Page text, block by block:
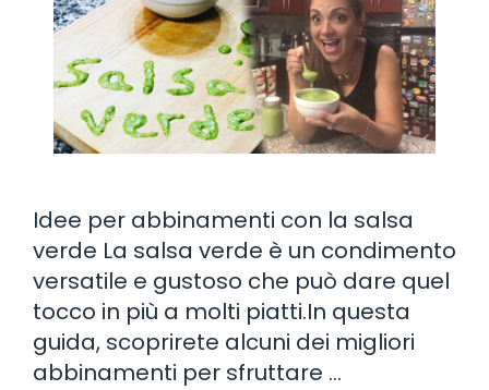
Idee per abbinamenti con la salsa
verde La salsa verde è un condimento
versatile e gustoso che può dare quel
tocco in più a molti piatti.In questa
guida, scoprirete alcuni dei migliori
abbinamenti per sfruttare …